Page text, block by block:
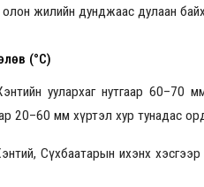
жилийн дунджаас дулаан байх
(°C)
уулархаг нутгаар 60–70
20–60 мм хүртэл хур тунадас
Сүхбаатарын ихэнх